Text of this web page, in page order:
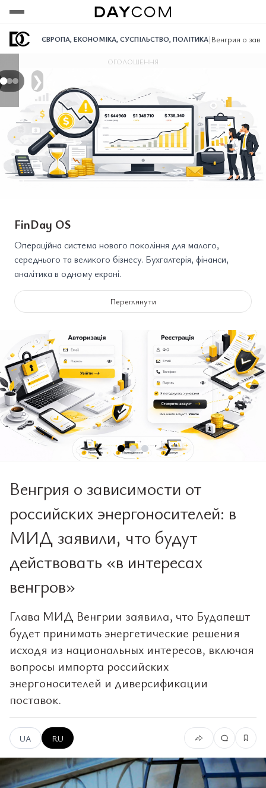
ЄВРОПА, ЕКОНОМІКА, СУСПІЛЬСТВО, ПОЛІТИКА|Венгрия о
❯
ОГОЛОШЕННЯ
FinDay OS
Операційна система нового покоління для малого,
середнього та великого бізнесу. Бухгалтерія, фінанси,
аналітика в одному екрані.
Переглянути
❮ ❯
Венгрия о зависимости от
российских энергоносителей: в
МИД заявили, что будут
действовать «в интересах
венгров»
Глава МИД Венгрии заявила, что Будапешт
будет принимать энергетические решения
исходя из национальных интересов, включая
вопросы импорта российских
энергоносителей и диверсификации
поставок.
UA RU